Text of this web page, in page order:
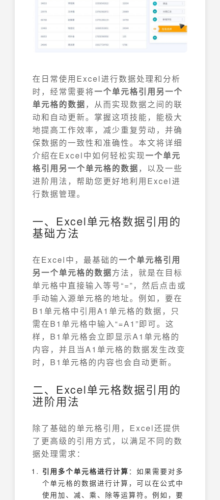
在日常使用Excel进行数据处理和分析
时，经常需要将一个单元格引用另一个
单元格的数据 ，从而实现数据之间的联
动和自动更新。掌握这项技能，能极大
地提高工作效率，减少重复劳动，并确
保数据的一致性和准确性。本文将详细
介绍在Excel中如何轻松实现一个单元
格引用另一个单元格的数据 ，以及一些
进阶用法，帮助您更好地利用Excel进
行数据管理。
一、Excel单元格数据引用的
基础方法
在Excel中，最基础的一个单元格引用
另一个单元格的数据方法，就是在目标
单元格中直接输入等号“=”，然后点击或
手动输入源单元格的地址。例如，要在
B1单元格中引用A1单元格的数据，只
需在B1单元格中输入“=A1”即可。这
样，B1单元格会立即显示A1单元格的
内容，并且当A1单元格的数据发生改变
时，B1单元格的内容也会自动更新。
二、Excel单元格数据引用的
进阶用法
除了基础的单元格引用，Excel还提供
了更高级的引用方式，以满足不同的数
据处理需求：
引用多个单元格进行计算 ：如果需要对多
个单元格的数据进行计算，可以在公式中
使用加、减、乘、除等运算符。例如，要